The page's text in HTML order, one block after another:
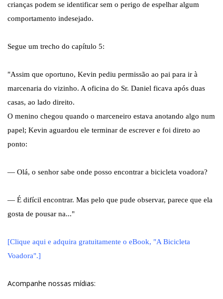
crianças podem se identificar sem o perigo de espelhar algum
comportamento indesejado.
Segue um trecho do capítulo 5:
"Assim que oportuno, Kevin pediu permissão ao pai para ir à
marcenaria do vizinho. A oficina do Sr. Daniel ficava após duas
casas, ao lado direito.
O menino chegou quando o marceneiro estava anotando algo num
papel; Kevin aguardou ele terminar de escrever e foi direto ao
ponto:
— Olá, o senhor sabe onde posso encontrar a bicicleta voadora?
— É difícil encontrar. Mas pelo que pude observar, parece que ela
gosta de pousar na..."
[Clique aqui e adquira gratuitamente o eBook, "A Bicicleta
Voadora".]
Acompanhe nossas mídias: